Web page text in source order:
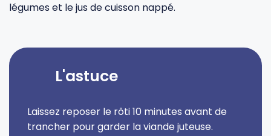
légumes et le jus de cuisson nappé.
L'astuce
Laissez reposer le rôti 10 minutes avant de
trancher pour garder la viande juteuse.